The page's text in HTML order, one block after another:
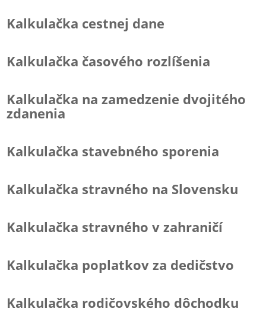
Kalkulačka cestnej dane
Kalkulačka časového rozlíšenia
Kalkulačka na zamedzenie dvojitého
zdanenia
Kalkulačka stavebného sporenia
Kalkulačka stravného na Slovensku
Kalkulačka stravného v zahraničí
Kalkulačka poplatkov za dedičstvo
Kalkulačka rodičovského dôchodku